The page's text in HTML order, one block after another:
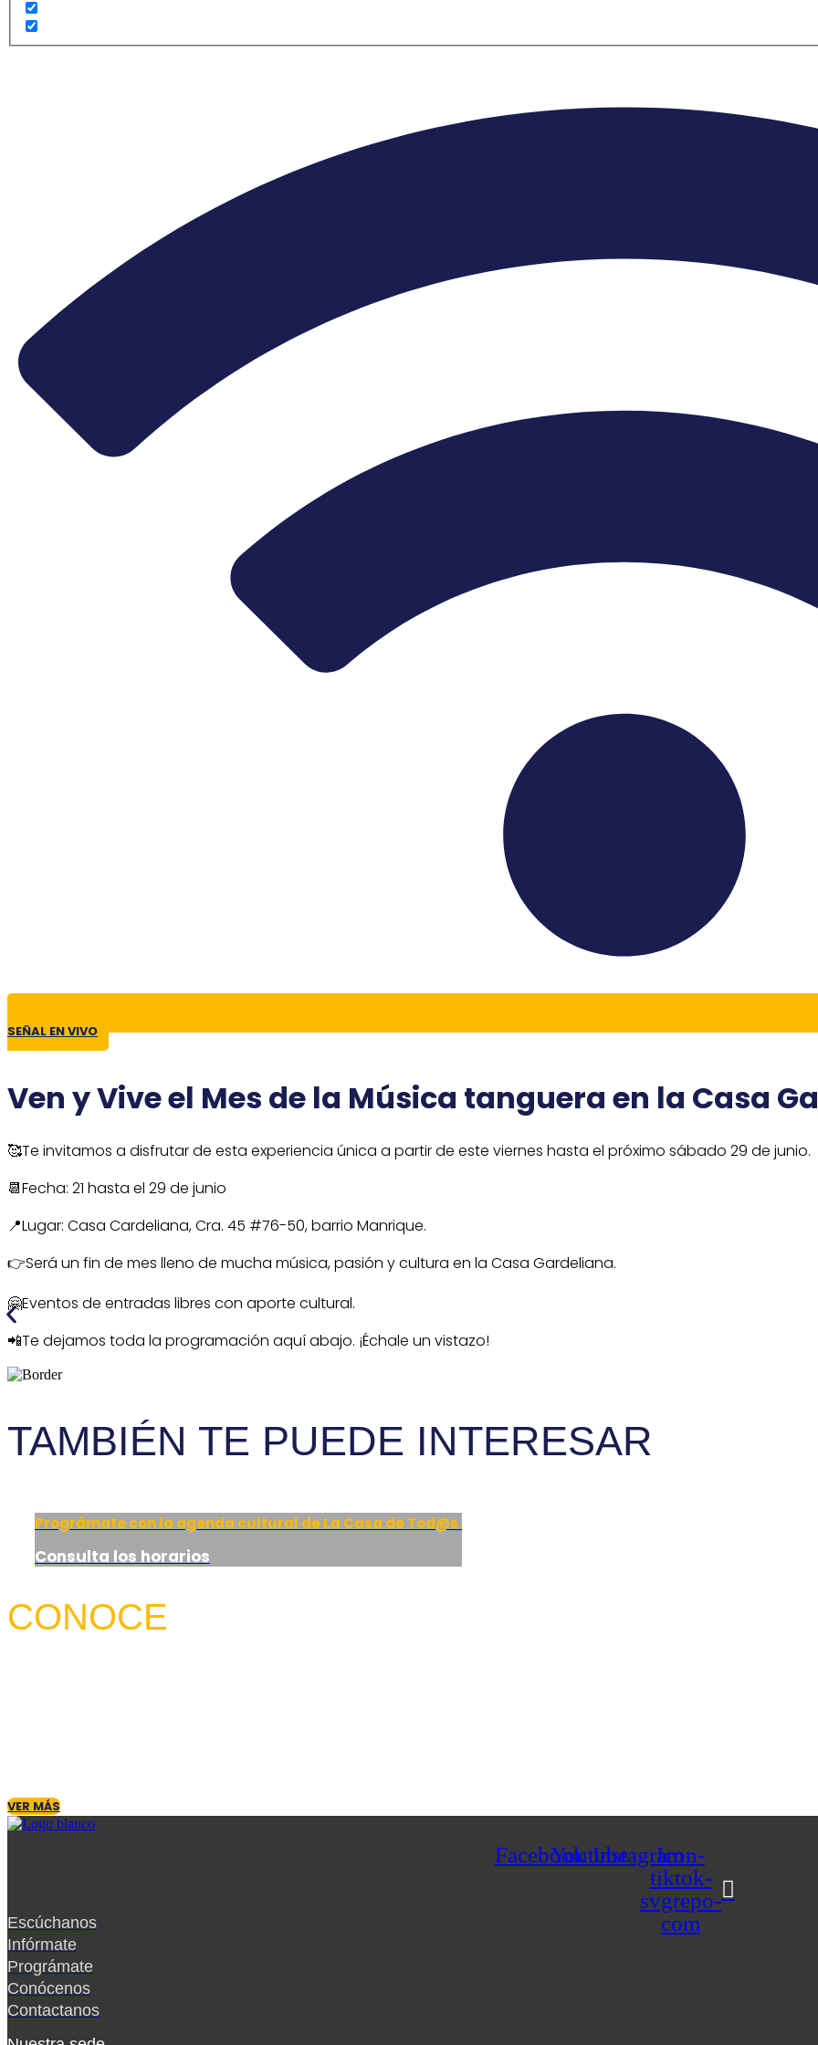
SEÑAL EN VIVO
Ven y Vive el Mes de la Música tanguera en la Casa
🥰Te invitamos a disfrutar de esta experiencia única a partir de este viernes hasta el próximo sábado 29 de junio.
📆Fecha: 21 hasta el 29 de junio
📍Lugar: Casa Cardeliana, Cra. 45 #76-50, barrio Manrique.
👉Será un fin de mes lleno de mucha música, pasión y cultura en la Casa Gardeliana.
🤗Eventos de entradas libres con aporte cultural.
📲Te dejamos toda la programación aquí abajo. ¡Échale un vistazo!
TAMBIÉN TE PUEDE INTERESAR
Prográmate con la agenda cultural de La Casa de Tod@s.
Consulta los horarios
CONOCE
VER MÁS
FacebookYoutubeInstagram
Icon-
tiktok-
svgrepo-
com
Escúchanos
Infórmate
Prográmate
Conócenos
Contactanos